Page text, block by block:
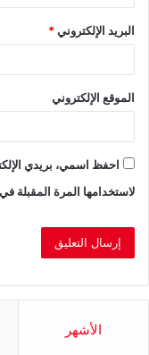
البريد الإلكتروني*
الموقع الإلكتروني
احفظ اسمي، بريدي
لاستخدامها المرة المقبلة
الأشهر